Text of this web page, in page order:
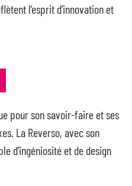
l’esprit d’innovation et
pour son savoir-faire et ses
La Reverso, avec son
d’ingéniosité et de design